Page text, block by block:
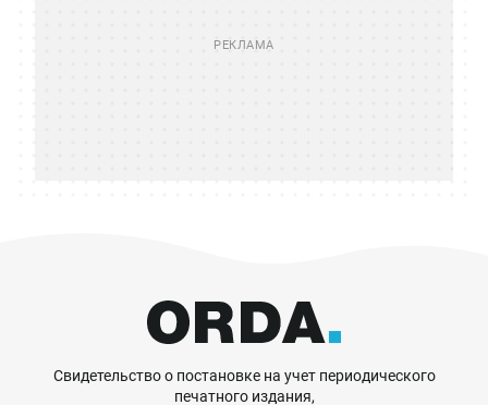
Свидетельство о постановке на учет периодического
печатного издания,